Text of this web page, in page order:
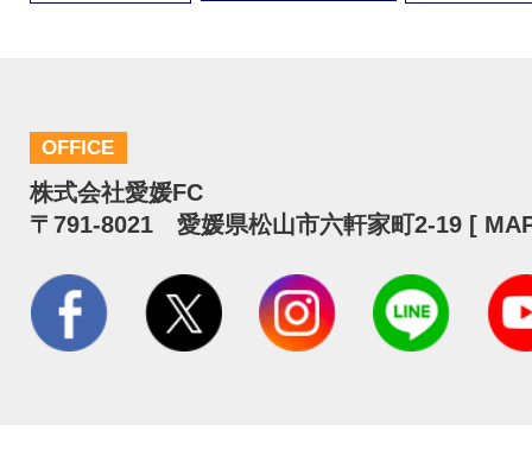
OFFICE
株式会社愛媛FC
〒791-8021 愛媛県松山市六軒家町2-19 [